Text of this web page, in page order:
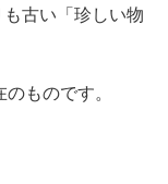
古い「珍しい物
ものです。